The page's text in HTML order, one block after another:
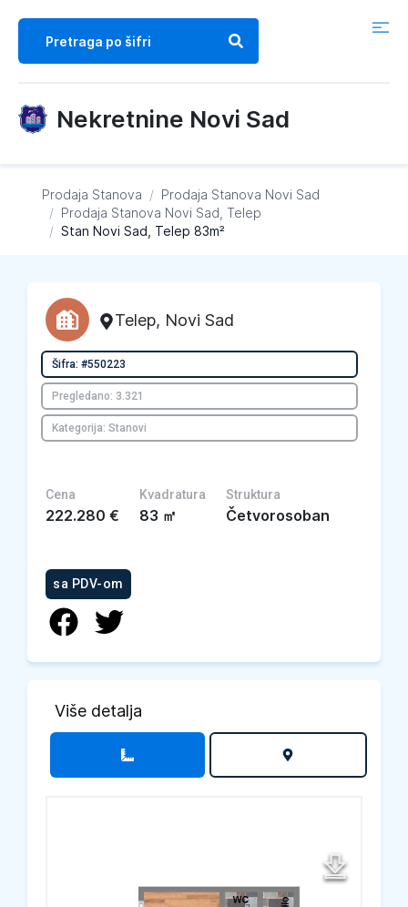
Nekretnine Novi Sad
Prodaja Stanova / Prodaja Stanova Novi Sad
/ Prodaja Stanova Novi Sad, Telep
/ Stan Novi Sad, Telep 83m²
Telep, Novi Sad
Šifra: #550223
Pregledano: 3.321
Kategorija: Stanovi
Cena
222.280 €
Kvadratura
83 ㎡
Struktura
Četvorosoban
sa PDV-om
Više detalja